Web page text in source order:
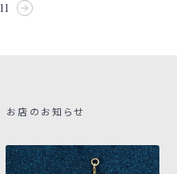
お店のお知らせ